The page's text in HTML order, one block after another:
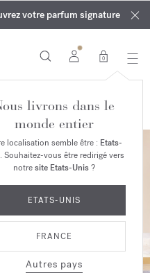
parfum OUD
velvet mood
parfums et huiles pour le
9 aoûtvotre parfum signature
0
livrons dans le
monde entier
localisation semble être : Etats-
. Souhaitez-vous être redirigé vers
notresite Etats-Unis?
ETATS-UNIS
FRANCE
Autres pays